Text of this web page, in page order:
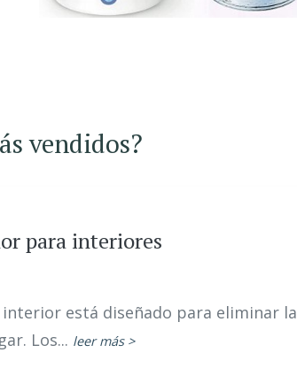
vendidos?
para interiores
interior está diseñado para eliminar la
Los... leer más >